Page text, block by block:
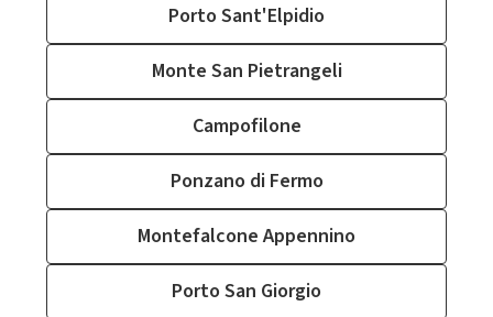
Porto Sant'Elpidio
Monte San Pietrangeli
Campofilone
Ponzano di Fermo
Montefalcone Appennino
Porto San Giorgio